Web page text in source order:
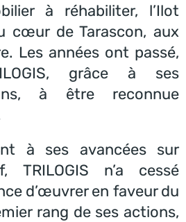
à réhabiliter, l’Ilot
cœur de Tarascon, aux
Les années ont passé,
grâce à ses
à être reconnue
à ses avancées sur
TRILOGIS n’a cessé
d’œuvrer en faveur du
rang de ses actions,